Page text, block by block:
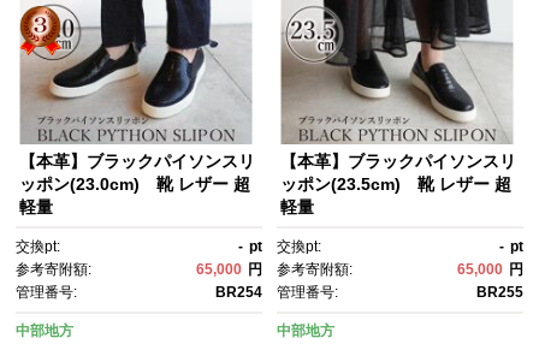
【本革】ブラックパイソンスリ
ッポン(23.0cm) 靴 レザー 超
軽量
交換pt: - pt
参考寄附額:
65,000 円
管理番号:
BR254
中部地方
【本革】ブラックパイソンスリ
ッポン(23.5cm) 靴 レザー 超
軽量
交換pt: - pt
参考寄附額:
65,000 円
管理番号:
BR255
中部地方